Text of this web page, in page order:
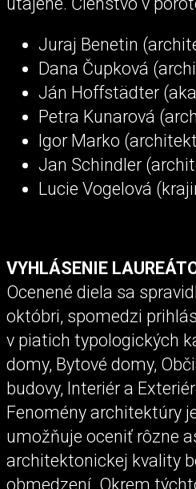
Juraj Benetin
Dana Čupková
Ján Hoffstädter
Petra Kunarová
Igor Marko
Jan Schindler
Lucie Vogelová
VYHLÁSENIE
Ocenené diela sa
októbri, spomedzi
v piatich typologických
domy, Bytové domy,
budovy, Interiér a
Fenomény architektúry
umožňuje oceniť rôzne
architektonickej kvality
obmedzení. Okrem